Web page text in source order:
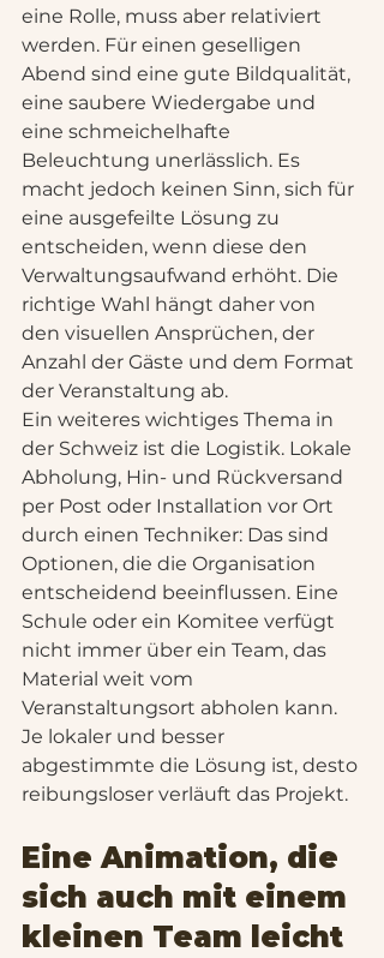
eine Rolle, muss aber relativiert
werden. Für einen geselligen
Abend sind eine gute Bildqualität,
eine saubere Wiedergabe und
eine schmeichelhafte
Beleuchtung unerlässlich. Es
macht jedoch keinen Sinn, sich für
eine ausgefeilte Lösung zu
entscheiden, wenn diese den
Verwaltungsaufwand erhöht. Die
richtige Wahl hängt daher von
den visuellen Ansprüchen, der
Anzahl der Gäste und dem Format
der Veranstaltung ab.
Ein weiteres wichtiges Thema in
der Schweiz ist die Logistik. Lokale
Abholung, Hin- und Rückversand
per Post oder Installation vor Ort
durch einen Techniker: Das sind
Optionen, die die Organisation
entscheidend beeinflussen. Eine
Schule oder ein Komitee verfügt
nicht immer über ein Team, das
Material weit vom
Veranstaltungsort abholen kann.
Je lokaler und besser
abgestimmte die Lösung ist, desto
reibungsloser verläuft das Projekt.
Eine Animation, die
sich auch mit einem
kleinen Team leicht